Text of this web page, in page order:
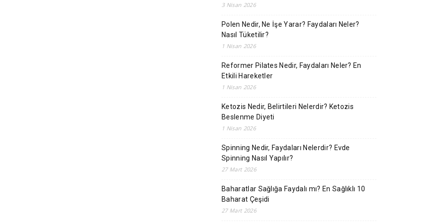
3 Nisan 2026
Polen Nedir, Ne İşe Yarar? Faydaları Neler?
Nasıl Tüketilir?
1 Nisan 2026
Reformer Pilates Nedir, Faydaları Neler? En
Etkili Hareketler
1 Nisan 2026
Ketozis Nedir, Belirtileri Nelerdir? Ketozis
Beslenme Diyeti
1 Nisan 2026
Spinning Nedir, Faydaları Nelerdir? Evde
Spinning Nasıl Yapılır?
27 Mart 2026
Baharatlar Sağlığa Faydalı mı? En Sağlıklı 10
Baharat Çeşidi
27 Mart 2026